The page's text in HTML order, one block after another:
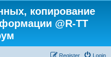
копирование
@R-TT
Login
Register